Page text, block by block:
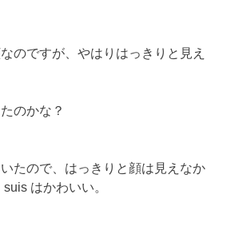
のですが、やはりはっきりと見え
のかな？
たので、はっきりと顔は見えなか
はかわいい。